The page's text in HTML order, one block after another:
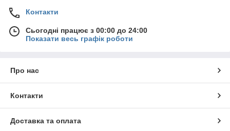
Контакти
Сьогодні працює з 00:00 до 24:00
Показати весь графік роботи
Про нас
Контакти
Доставка та оплата